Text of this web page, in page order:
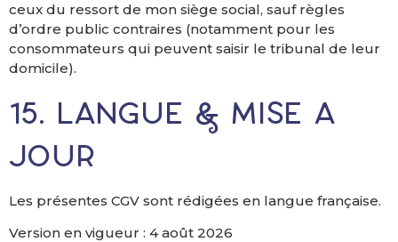
ceux du ressort de mon siège social, sauf règles
d’ordre public contraires (notamment pour les
consommateurs qui peuvent saisir le tribunal de leur
domicile).
15. Langue & mise à
jour
Les présentes CGV sont rédigées en langue française.
Version en vigueur : 4 août 2026